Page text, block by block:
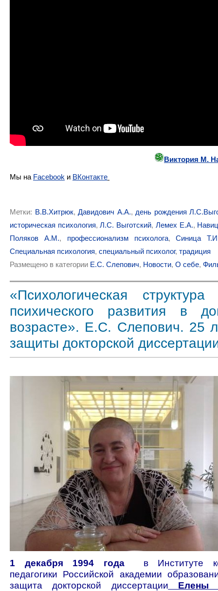
Виктория М.
Мы на Facebook и ВКонтакте
Метки: В.В.Хитрюк,Давидович А.А., день рождения
историческая психология,Л.С. Выготский, Лемех Е.А.,
Поляков А.М., профессионализм психолога,Синица
Специальная психология, специальный психолог, традиция
Размещено в категории Е.С. Слепович, Новости, О себе,
«Психологическая структура
психического развития в
возрасте». Е.С. Слепович. 25
защиты докторской
1 декабря 1994 годав Институте
педагогики Российской академии
защита докторской диссертации Елены